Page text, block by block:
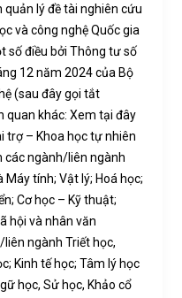
quản lý đề tài nghiên cứu
và công nghệ Quốc gia
số điều bởi Thông tư số
12 năm 2024 của Bộ
(sau đây gọi tắt
quan khác: Xem tại đây
trợ – Khoa học tự nhiên
các ngành/liên ngành
tính; Vật lý; Hoá học;
Cơ học – Kỹ thuật;
hội và nhân văn
ngành Triết học,
Kinh tế học; Tâm lý học
học, Sử học, Khảo cổ